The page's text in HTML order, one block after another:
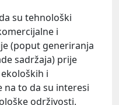
su tehnološki
i
(poput generiranja
sadržaja) prije
i
to da su interesi
održivosti.